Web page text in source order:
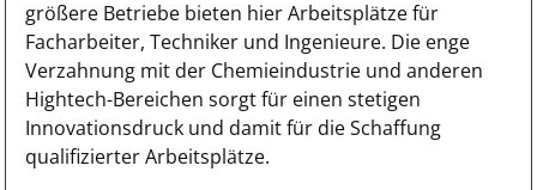
größere Betriebe bieten hier Arbeitsplätze für
Facharbeiter, Techniker und Ingenieure. Die enge
Verzahnung mit der Chemieindustrie und anderen
Hightech-Bereichen sorgt für einen stetigen
Innovationsdruck und damit für die Schaffung
qualifizierter Arbeitsplätze.